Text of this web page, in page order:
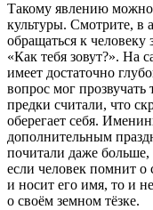
Такому явлению можно
культуры. Смотрите, в
обращаться к человеку
«Как тебя зовут?». На
имеет достаточно
вопрос мог
предки считали, что
оберегает себя.
дополнительным
почитали даже больше,
если человек помнит о
и носит его имя, то и
о своём земном тёзке.